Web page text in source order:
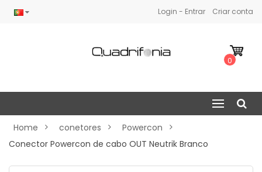
Login - Entrar Criar conta
0
Home conetores
Powercon
Conector Powercon de cabo OUT Neutrik Branco